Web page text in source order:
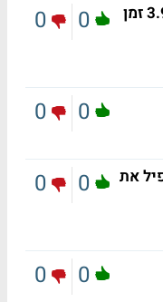
אופציה 7 תוספת מימוש 3.9 זמן
0
0
0
0
את
0
0
0
0